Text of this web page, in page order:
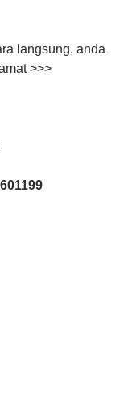
langsung, anda
>>>